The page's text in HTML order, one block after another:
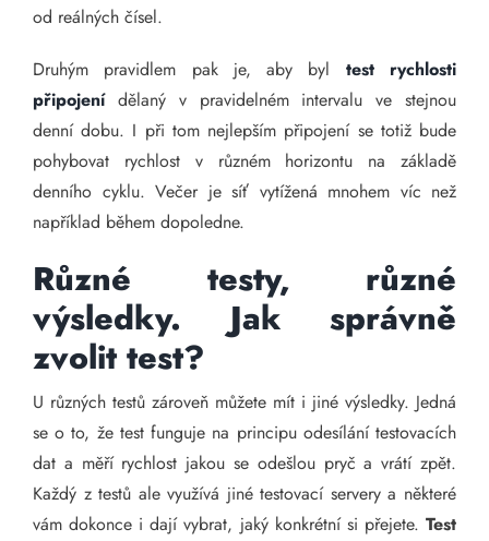
od reálných čísel.
Druhým pravidlem pak je, aby byl
test rychlosti
připojenídělaný v pravidelném intervalu ve stejnou
denní dobu. I při tom nejlepším připojení se totiž bude
pohybovat rychlost v různém horizontu na základě
denního cyklu. Večer je síť vytížená mnohem víc než
například během dopoledne.
Různé testy, různé
výsledky. Jak správně
zvolit test?
U různých testů zároveň můžete mít i jiné výsledky. Jedná
se o to, že test funguje na principu odesílání testovacích
dat a měří rychlost jakou se odešlou pryč a vrátí zpět.
Každý z testů ale využívá jiné testovací servery a některé
vám dokonce i dají vybrat, jaký konkrétní si přejete. Test